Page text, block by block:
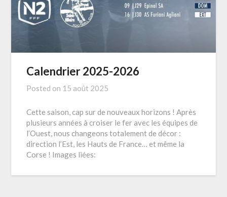
Calendrier 2025-2026
Posted on 15 août 2025
Cette saison, cap sur de nouveaux horizons ! Après
plusieurs années à croiser le fer avec les équipes de
l’Ouest, nous changeons totalement de décor :
direction l’Est, les Hauts de France… et même la
Corse ! Images liées: